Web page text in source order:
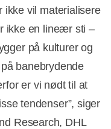
ikke vil materialisere
ikke en lineær sti –
på kulturer og
banebrydende
er vi nødt til at
tendenser”, siger
Research, DHL